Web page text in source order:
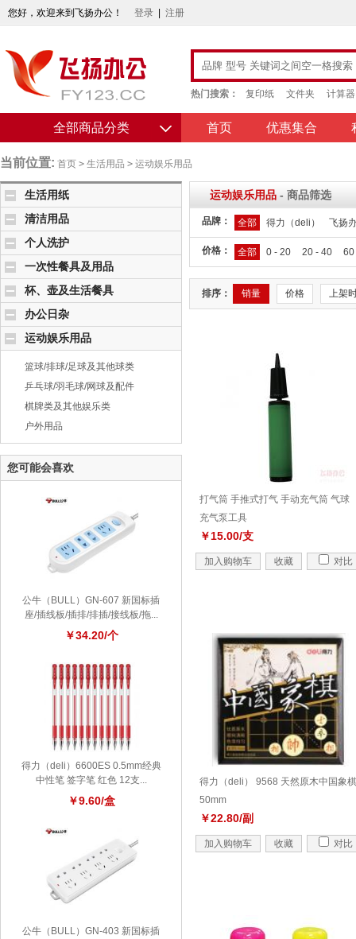
您好，欢迎来到飞扬办公！ 登录 注册
热门搜索： 复印纸 文件夹 计算器
全部商品分类 首页 优惠集合
当前位置: 首页 > 生活用品 > 运动娱乐用品
生活用纸
清洁用品
个人洗护
一次性餐具及用品
杯、壶及生活餐具
办公日杂
运动娱乐用品
篮球/排球/足球及其他球类
乒乓球/羽毛球/网球及配件
棋牌类及其他娱乐类
户外用品
您可能会喜欢
公牛（BULL）GN-607 新国标插
座/插线板/插排/排插/接线板/拖...
￥34.20/个
得力（deli）6600ES 0.5mm经典
中性笔 签字笔 红色 12支...
￥9.60/盒
公牛（BULL）GN-403 新国标插
运动娱乐用品 - 商品筛选
品牌： 全部 得力（deli） 飞扬
价格： 全部 0 - 20 20 - 40 60
排序： 销量 价格 上架
打气筒 手推式打气 手动充气筒 气球
充气泵工具
￥15.00/支
加入购物车 收藏 对比
得力（deli） 9568 天然原木中国象棋
50mm
￥22.80/副
加入购物车 收藏 对比